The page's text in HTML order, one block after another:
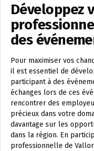
Développez
des
Pour maximiser vos
il est essentiel de
participant à des
échanges lors de ces
rencontrer des
précieux dans votre
davantage sur les
dans la région. En
professionnelle de